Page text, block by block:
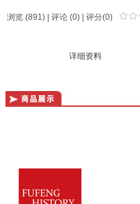
浏览 (891) | 评论 (0) | 评分(0)
详细资料